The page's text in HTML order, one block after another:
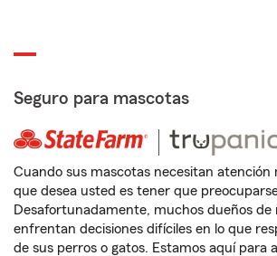
Seguro para mascotas
Cuando sus mascotas necesitan atención
que desea usted es tener que
Desafortunadamente, muchos dueños de
enfrentan decisiones difíciles en lo que
de sus perros o gatos. Estamos aquí para